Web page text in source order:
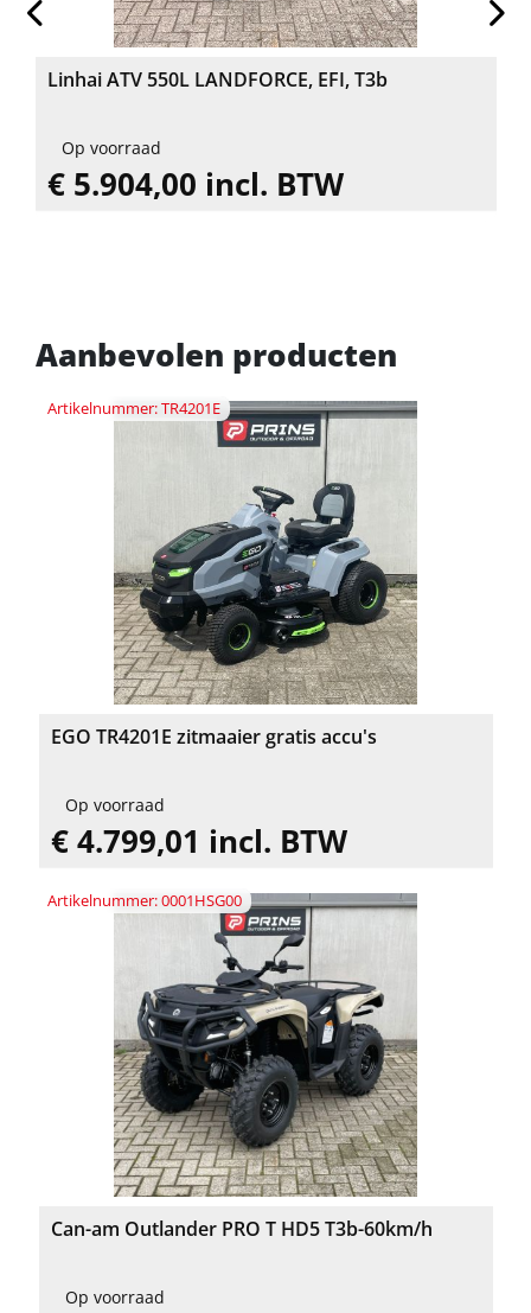
Linhai ATV 550L LANDFORCE, EFI, T3b
Op voorraad
€ 5.904,00 incl. BTW
Aanbevolen producten
Artikelnummer: TR4201E
EGO TR4201E zitmaaier gratis accu's
Op voorraad
€ 4.799,01 incl. BTW
Artikelnummer: 0001HSG00
Can-am Outlander PRO T HD5 T3b-60km/h
Op voorraad